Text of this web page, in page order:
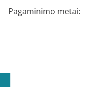
Pagaminimo metai: